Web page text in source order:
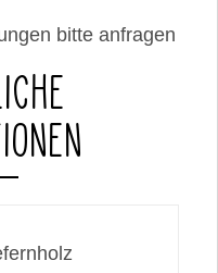
bitte anfragen